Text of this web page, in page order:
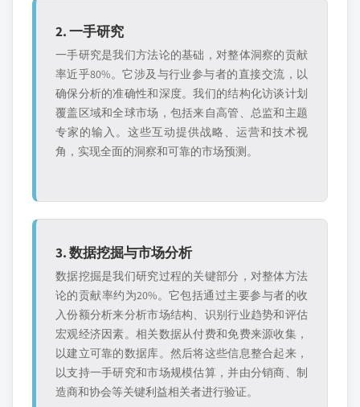
2. 一手研究
一手研究是我们方法论的基础，对整体洞察的贡献
率近乎80%。它涉及与行业参与者的直接交流，以
确保分析的准确性和深度。我们的结构化访谈计划
覆盖区域和全球市场，包括来自高管、总监和主题
专家的输入。这些互动提供战略、运营和技术视
角，实现全面的洞察和可靠的市场预测。
3. 数据挖掘与市场分析
数据挖掘是我们研究过程的关键部分，对整体方法
论的贡献率约为20%。它包括通过主要参与者的收
入份额分析来分析市场结构、识别行业趋势和评估
宏观经济因素。相关数据从付费和免费来源收集，
以建立可靠的数据库。然后将这些信息整合起来，
以支持一手研究和市场规模估算，并由分销商、制
造商和协会等关键利益相关者进行验证。